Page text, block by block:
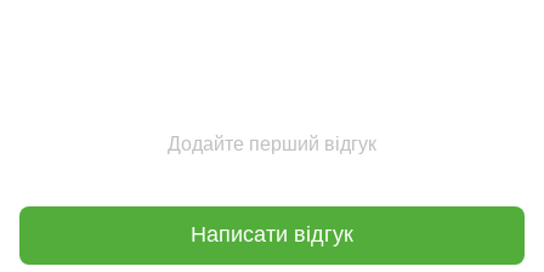
Додайте перший відгук
Написати відгук